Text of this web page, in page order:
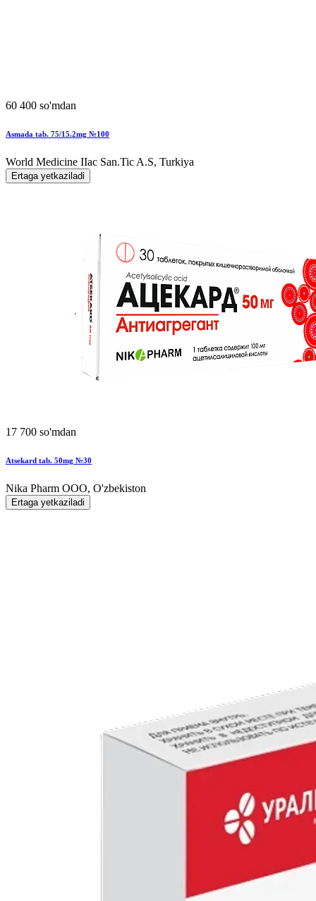
60 400 so'mdan
Asmada tab. 75/15.2mg №100
World Мedicine IIac San.Tic A.S, Turkiya
Ertaga yetkaziladi
17 700 so'mdan
Atsekard tab. 50mg №30
Nika Pharm ООО, O'zbekiston
Ertaga yetkaziladi